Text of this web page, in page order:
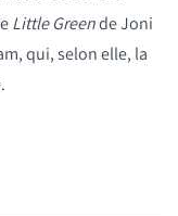
Little Greende Joni
qui, selon elle, la